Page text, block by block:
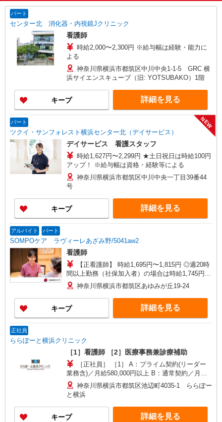
パート
センター北 消化器・内視鏡Jクリニック
看護師
時給2,000〜2,300円 ※給与幅は経験・能力に
よる
神奈川県横浜市都筑区中川中央1-1-5 GRC 横
浜サイエンスキューブ（旧: YOTSUBAKO）1階
キープ 詳細を見る
パート
ツクイ・サンフォレスト横浜センター北（デイサービス）
NEW
デイサービス 看護スタッフ
時給1,627円〜2,299円 ★土日祝日は時給100円
アップ！ ※給与幅は資格・経験等による
神奈川県横浜市都筑区中川中央一丁目39番44
号
キープ 詳細を見る
アルバイト パート
SOMPOケア ラヴィーレあざみ野/5041aw2
看護師
【正看護師】 時給1,695円〜1,815円 ◎週20時
間以上勤務（社保加入者）の場合は時給1,745円〜
1,865円 ★夜勤：1勤務32,120円〜34,840円 【准看
護師】 時給1,395円〜1,515円 ◎週20時間以上勤務
（社保加入者）の場合は時給1,445円〜1,565円 ★
夜勤：1勤務27,320円〜30,040円
神奈川県横浜市都筑区あゆみが丘19-24
キープ 詳細を見る
正社員
ららぽーと横浜クリニック
［1］看護師 ［2］医療事務兼診療補助
［正社員］ ［1］ A：プライム契約(リーダー
業務含)／月給580,000円以上 B：通常契約／月給
440,000円〜460,000円 ※経験・能力により優遇し
ます ※研修3ヶ月あり(研修中は時給3,000円になり
ます) ［2］ 月給360,000円以上 ※今春または来春
専・短・大新卒予定者：月給380,000円以上 ※研
修3ヶ月あり（研修中は時給2,050円になります）
神奈川県横浜市都筑区池辺町4035-1 ららぽー
と横浜
キープ 詳細を見る